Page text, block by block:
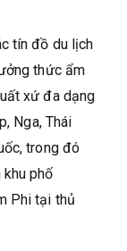
tín đồ du lịch
thức ẩm
xứ đa dạng
Nga, Thái
trong đó
phố
Phi tại thủ